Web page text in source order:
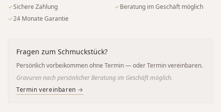
✓Sichere Zahlung ✓Beratung im Geschäft möglich
✓24 Monate Garantie
Fragen zum Schmuckstück?
Persönlich vorbeikommen ohne Termin — oder Termin vereinbaren.
Gravuren nach persönlicher Beratung im Geschäft möglich.
Termin vereinbaren →